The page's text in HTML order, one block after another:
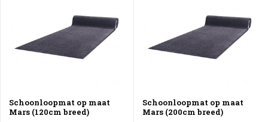
Schoonloopmat op maat
Mars (120cm breed)
Schoonloopmat op maat
Mars (200cm breed)